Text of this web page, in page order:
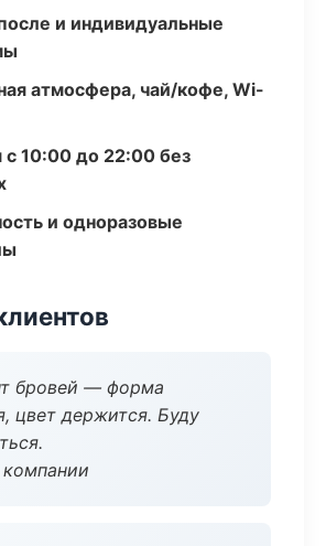
и индивидуальные
атмосфера, чай/кофе, Wi-
с 10:00 до 22:00 без
и одноразовые
бровей — форма
цвет держится. Буду